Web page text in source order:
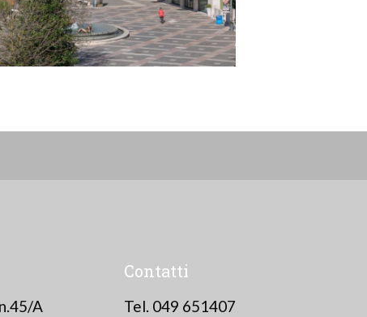
A
Contatti
Tel. 049 651407